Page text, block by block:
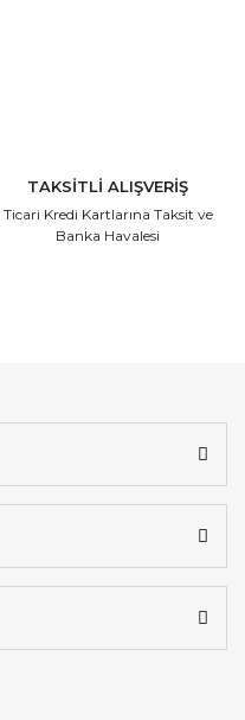
TAKSİTLİ ALIŞVERİŞ
Ticari Kredi Kartlarına Taksit ve
Banka Havalesi